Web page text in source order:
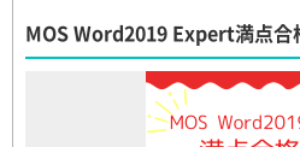
MOS Word2019 Expert満点合